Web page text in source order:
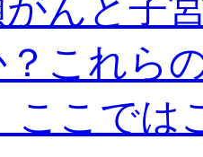
んと子
これら
ここでは